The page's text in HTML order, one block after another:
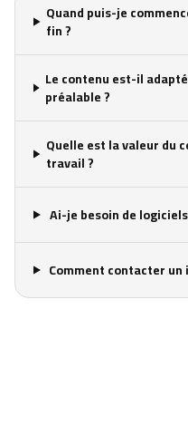
Quand puis-je
fin ?
Le contenu est-il
préalable ?
Quelle est la valeur du
travail ?
Ai-je besoin de
Comment contacter